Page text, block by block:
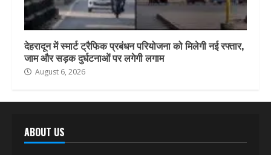
देहरादून में स्मार्ट ट्रैफिक प्रबंधन परियोजना को मिलेगी नई रफ्तार,
जाम और सड़क दुर्घटनाओं पर लगेगी लगाम
August 6, 2026
ABOUT US